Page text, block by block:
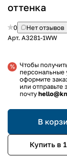
оттенка
0
Нет отзывов
Арт. A3281-1WW
Чтобы
персональные
оформите
или отправьте
почту
В
Купить в